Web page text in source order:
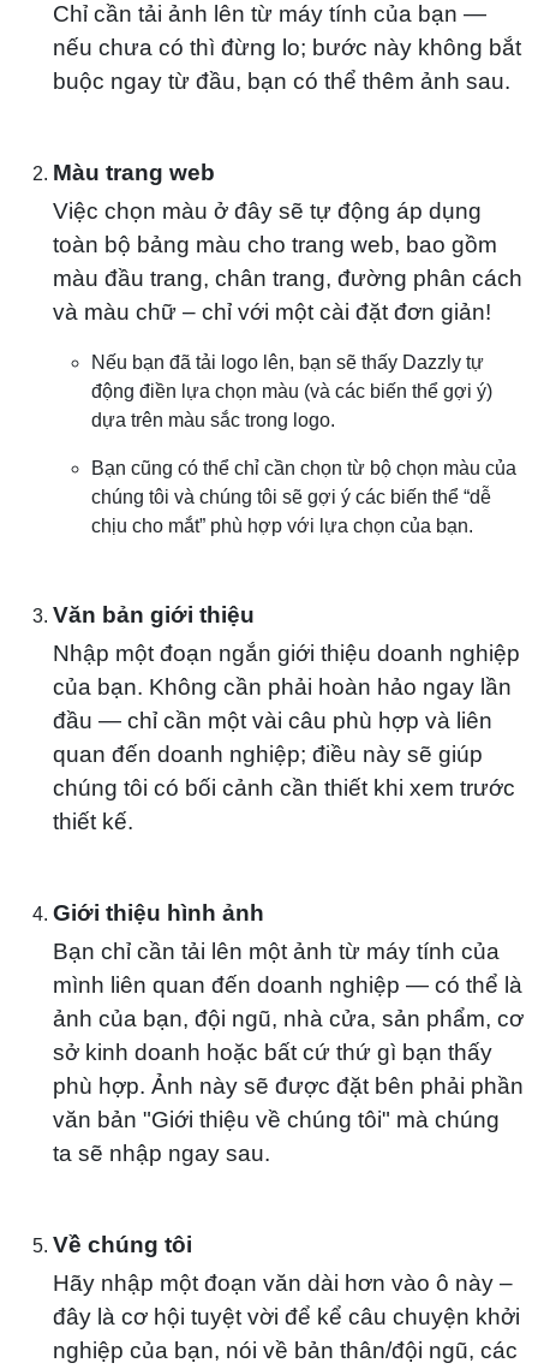
Chỉ cần tải ảnh lên từ máy tính của bạn —
nếu chưa có thì đừng lo; bước này không bắt
buộc ngay từ đầu, bạn có thể thêm ảnh sau.
Màu trang web
Việc chọn màu ở đây sẽ tự động áp dụng
toàn bộ bảng màu cho trang web, bao gồm
màu đầu trang, chân trang, đường phân cách
và màu chữ – chỉ với một cài đặt đơn giản!
Nếu bạn đã tải logo lên, bạn sẽ thấy Dazzly tự
động điền lựa chọn màu (và các biến thể gợi ý)
dựa trên màu sắc trong logo.
Bạn cũng có thể chỉ cần chọn từ bộ chọn màu của
chúng tôi và chúng tôi sẽ gợi ý các biến thể “dễ
chịu cho mắt” phù hợp với lựa chọn của bạn.
Văn bản giới thiệu
Nhập một đoạn ngắn giới thiệu doanh nghiệp
của bạn. Không cần phải hoàn hảo ngay lần
đầu — chỉ cần một vài câu phù hợp và liên
quan đến doanh nghiệp; điều này sẽ giúp
chúng tôi có bối cảnh cần thiết khi xem trước
thiết kế.
Giới thiệu hình ảnh
Bạn chỉ cần tải lên một ảnh từ máy tính của
mình liên quan đến doanh nghiệp — có thể là
ảnh của bạn, đội ngũ, nhà cửa, sản phẩm, cơ
sở kinh doanh hoặc bất cứ thứ gì bạn thấy
phù hợp. Ảnh này sẽ được đặt bên phải phần
văn bản "Giới thiệu về chúng tôi" mà chúng
ta sẽ nhập ngay sau.
Về chúng tôi
Hãy nhập một đoạn văn dài hơn vào ô này –
đây là cơ hội tuyệt vời để kể câu chuyện khởi
nghiệp của bạn, nói về bản thân/đội ngũ, các